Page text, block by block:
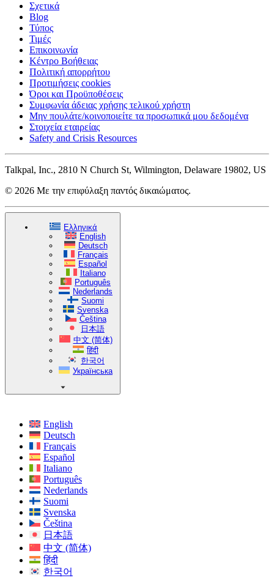
Σχετικά
Blog
Τύπος
Τιμές
Επικοινωνία
Κέντρο Βοήθειας
Πολιτική απορρήτου
Προτιμήσεις cookies
Όροι και Προϋποθέσεις
Συμφωνία άδειας χρήσης τελικού χρήστη
Μην πουλάτε/κοινοποιείτε τα προσωπικά μου δεδομένα
Στοιχεία εταιρείας
Safety and Crisis Resources
Talkpal, Inc., 2810 N Church St, Wilmington, Delaware 19802, US
© 2026 Με την επιφύλαξη παντός δικαιώματος.
Ελληνικά
English
Deutsch
Français
Español
Italiano
Português
Nederlands
Suomi
Svenska
Čeština
日本語
中文 (简体)
हिंदी
한국어
Українська
English
Deutsch
Français
Español
Italiano
Português
Nederlands
Suomi
Svenska
Čeština
日本語
中文 (简体)
हिंदी
한국어